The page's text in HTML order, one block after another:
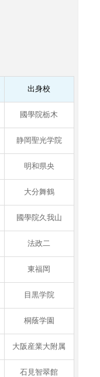
出身校
國學院栃木
静岡聖光学院
明和県央
大分舞鶴
國學院久我山
法政二
東福岡
目黒学院
桐蔭学園
大阪産業大附属
石見智翠館